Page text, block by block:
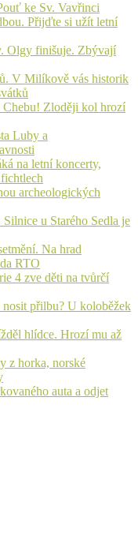
ke Sv. Vavřinci
Přijďte si užít letní
Olgy finišuje. Zbývají
V Milíkově vás historik
Zloději kol hrozí
Luby a
na letní koncerty,
archeologických
u Starého Sedla je
Na hrad
RTO
4 zve děti na tvůrčí
přilbu? U koloběžek
hlídce. Hrozí mu až
z horka, norské
auta a odjet